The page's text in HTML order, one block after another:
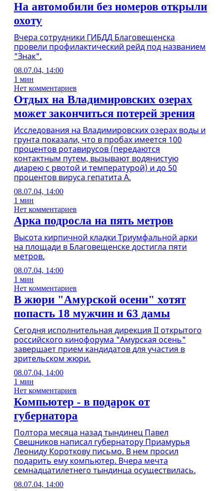
На автомобили без номеров открыли
охоту
Вчера сотрудники ГИБДД Благовещенска
провели профилактический рейд под названием
"Знак".
08.07.04, 14:00
1 мин
Нет комментариев
Отдых на Владимировских озерах
может закончиться потерей зрения
Исследования на Владимировских озерах воды и
грунта показали, что в пробах имеется 100
процентов ротавирусов (передаются
контактным путем, вызывают водянистую
диарею с рвотой и температурой) и до 50
процентов вируса гепатита А.
08.07.04, 14:00
1 мин
Нет комментариев
Арка подросла на пять метров
Высота кирпичной кладки Триумфальной арки
на площади в Благовещенске достигла пяти
метров.
08.07.04, 14:00
1 мин
Нет комментариев
В жюри "Амурской осени" хотят
попасть 18 мужчин и 63 дамы
Сегодня исполнительная дирекция II открытого
российского кинофорума "Амурская осень"
завершает прием кандидатов для участия в
зрительском жюри.
08.07.04, 14:00
1 мин
Нет комментариев
Компьютер - в подарок от
губернатора
Полтора месяца назад тындинец Павел
Свешников написал губернатору Приамурья
Леониду Короткову письмо. В нем просил
подарить ему компьютер. Вчера мечта
семнадцатилетнего тындинца осуществилась.
08.07.04, 14:00